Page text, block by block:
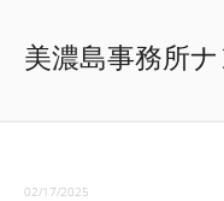
美濃島事務所
02/17/2025